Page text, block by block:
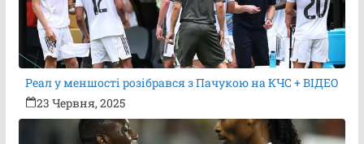
Реал у меншості розібрався з Пачукою на КЧС + ВІДЕО
23 Червня, 2025